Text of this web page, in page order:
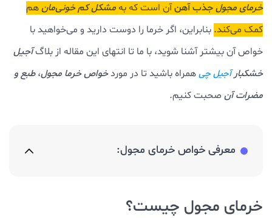
خرمای مجولجذب آهنآن است که بهمشکل کم خونی‌مانهم
کمک می‌کند. بنابراین، اگر خرما را دوست دارید و می‌خواهید با
خواص آن بیشتر آشنا شوید، با ما تا انتهای این مقاله از بلاگآجیل
خشکبار آجیل چیهمراه باشید تا در موردخواص خرما مجول،طبع و
مضرات آن صحبت کنیم.
معرفی خواص خرمای مجول:
خرمای مجول چیست؟